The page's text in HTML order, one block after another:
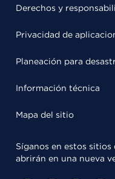
Derechos y
Privacidad de
Planeación para
Información técnica
Mapa del sitio
Síganos en estos sitios
abrirán en una nueva